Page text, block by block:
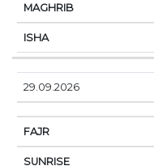
29.09.2026